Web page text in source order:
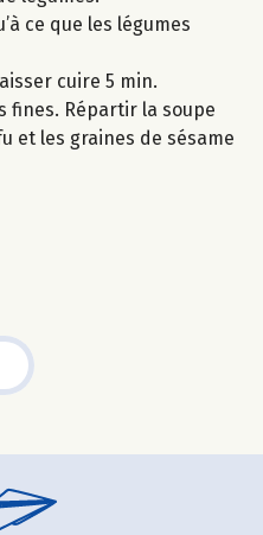
ce que les légumes
cuire 5 min.
fines. Répartir la soupe
et les graines de sésame